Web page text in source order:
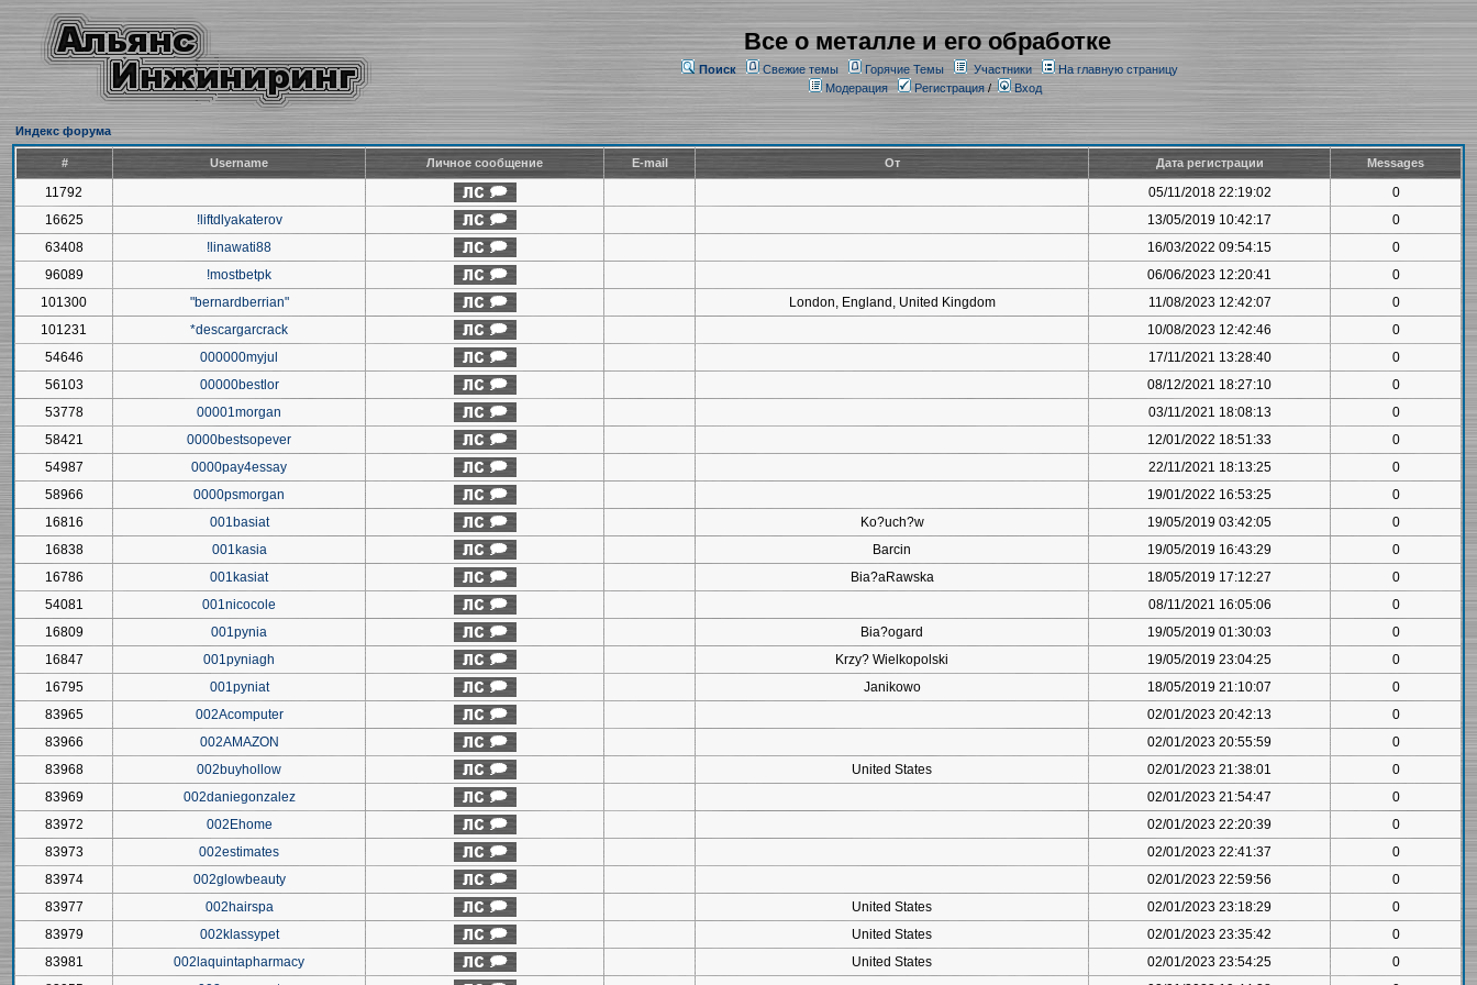
Все о металле и его обработке
Поиск Свежие темы Горячие Темы Участники
На главную страницу
Модерация
Регистрация/ Вход
Индекс форума
# Username Личное сообщение E-mail От Дата регистрации Messages
11792 05/11/2018 22:19:02
0
16625
!liftdlyakaterov 13/05/2019 10:42:17
0
63408
!linawati88 16/03/2022 09:54:15
0
96089
!mostbetpk 06/06/2023 12:20:41
0
101300
"bernardberrian" London, England, United Kingdom 11/08/2023 12:42:07
0
101231
*descargarcrack 10/08/2023 12:42:46
0
54646
000000myjul 17/11/2021 13:28:40
0
56103
00000bestlor 08/12/2021 18:27:10
0
53778
00001morgan 03/11/2021 18:08:13
0
58421
0000bestsopever 12/01/2022 18:51:33
0
54987
0000pay4essay 22/11/2021 18:13:25
0
58966
0000psmorgan 19/01/2022 16:53:25
0
16816
001basiat Ko?uch?w 19/05/2019 03:42:05
0
16838
001kasia Barcin 19/05/2019 16:43:29
0
16786
001kasiat Bia?aRawska 18/05/2019 17:12:27
0
54081
001nicocole 08/11/2021 16:05:06
0
16809
001pynia Bia?ogard 19/05/2019 01:30:03
0
16847
001pyniagh Krzy? Wielkopolski 19/05/2019 23:04:25
0
16795
001pyniat Janikowo 18/05/2019 21:10:07
0
83965
002Acomputer 02/01/2023 20:42:13
0
83966
002AMAZON 02/01/2023 20:55:59
0
83968
002buyhollow United States 02/01/2023 21:38:01
0
83969
002daniegonzalez 02/01/2023 21:54:47
0
83972
002Ehome 02/01/2023 22:20:39
0
83973
002estimates 02/01/2023 22:41:37
0
83974
002glowbeauty 02/01/2023 22:59:56
0
83977
002hairspa United States 02/01/2023 23:18:29
0
83979
002klassypet United States 02/01/2023 23:35:42
0
83981
002laquintapharmacy United States 02/01/2023 23:54:25
0